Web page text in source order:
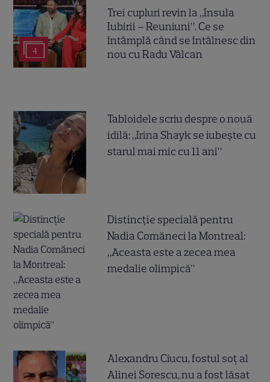
4
Trei cupluri revin la „Insula
Iubirii – Reuniuni”. Ce se
întâmplă când se întâlnesc din
nou cu Radu Vâlcan
Tabloidele scriu despre o nouă
idilă: „Irina Shayk se iubește cu
starul mai mic cu 11 ani”
Distincție specială pentru
Nadia Comăneci la Montreal:
„Aceasta este a zecea mea
medalie olimpică”
Alexandru Ciucu, fostul soț al
Alinei Sorescu, nu a fost lăsat